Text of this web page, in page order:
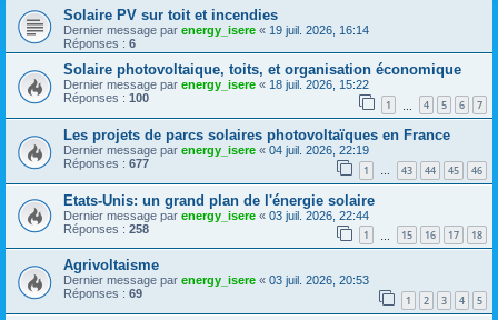
Solaire PV sur toit et incendies
Dernier message par energy_isere « 19 juil. 2026, 16:14
Réponses : 6
Solaire photovoltaique, toits, et organisation économique
Dernier message par energy_isere « 18 juil. 2026, 15:22
Réponses : 100 1 4 5 6 7
Les projets de parcs solaires photovoltaïques en France
Dernier message par energy_isere « 04 juil. 2026, 22:19
Réponses : 677 1 … 43 44 45 46
Etats-Unis: un grand plan de l'énergie solaire
Dernier message par energy_isere « 03 juil. 2026, 22:44
Réponses : 258 1 15 16 17 18
Agrivoltaisme
Dernier message par energy_isere « 03 juil. 2026, 20:53
Réponses : 69 1 2 3 4 5